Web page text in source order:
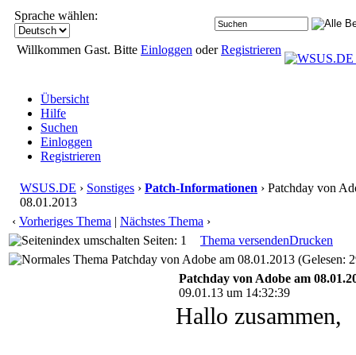
Sprache wählen:
Willkommen Gast. Bitte Einloggen oderRegistrieren
Übersicht
Hilfe
Suchen
Einloggen
Registrieren
WSUS.DE › Sonstiges › Patch-Informationen › Patchday von
08.01.2013
‹ Vorheriges Thema | Nächstes Thema ›
Seiten: 1
Thema versendenDrucken
Patchday von Adobe am 08.01.2013 (Gelesen:
Patchday von Adobe am
09.01.13 um 14:32:39
Hallo zusammen,